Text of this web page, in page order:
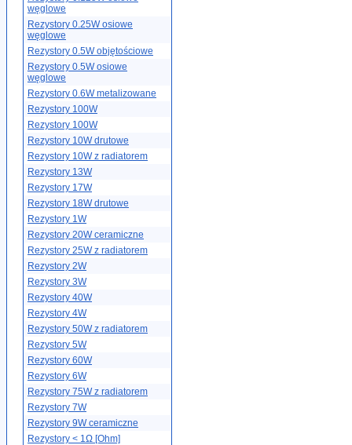
węglowe
Rezystory 0.25W osiowe
węglowe
Rezystory 0.5W objętościowe
Rezystory 0.5W osiowe
węglowe
Rezystory 0.6W metalizowane
Rezystory 100W
Rezystory 100W
Rezystory 10W drutowe
Rezystory 10W z radiatorem
Rezystory 13W
Rezystory 17W
Rezystory 18W drutowe
Rezystory 1W
Rezystory 20W ceramiczne
Rezystory 25W z radiatorem
Rezystory 2W
Rezystory 3W
Rezystory 40W
Rezystory 4W
Rezystory 50W z radiatorem
Rezystory 5W
Rezystory 60W
Rezystory 6W
Rezystory 75W z radiatorem
Rezystory 7W
Rezystory 9W ceramiczne
Rezystory < 1Ω [Ohm]